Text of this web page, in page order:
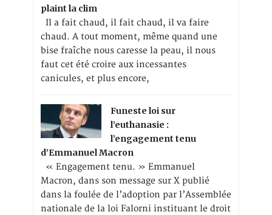
plaint la clim
Il a fait chaud, il fait chaud, il va faire
chaud. A tout moment, même quand une
bise fraîche nous caresse la peau, il nous
faut cet été croire aux incessantes
canicules, et plus encore,
Funeste loi sur
l’euthanasie :
l’engagement tenu
d’Emmanuel Macron
« Engagement tenu. » Emmanuel
Macron, dans son message sur X publié
dans la foulée de l’adoption par l’Assemblée
nationale de la loi Falorni instituant le droit